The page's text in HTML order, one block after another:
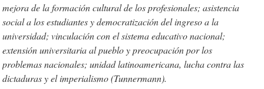
mejora de la formación cultural de los profesionales; asistencia
social a los estudiantes y democratización del ingreso a la
universidad; vinculación con el sistema educativo nacional;
extensión universitaria al pueblo y preocupación por los
problemas nacionales; unidad latinoamericana, lucha contra las
dictaduras y el imperialismo (Tunnermann).